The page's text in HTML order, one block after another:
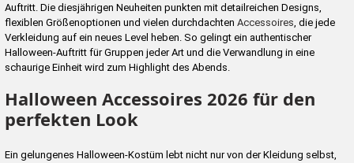
Auftritt. Die diesjährigen Neuheiten punkten mit detailreichen Designs,
flexiblen Größenoptionen und vielen durchdachten Accessoires , die jede
Verkleidung auf ein neues Level heben. So gelingt ein authentischer
Halloween-Auftritt für Gruppen jeder Art und die Verwandlung in eine
schaurige Einheit wird zum Highlight des Abends.
Halloween Accessoires 2026 für den
perfekten Look
Ein gelungenes Halloween-Kostüm lebt nicht nur von der Kleidung selbst,